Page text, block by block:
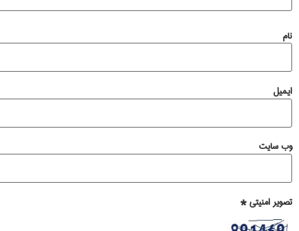
نام
ایمیل
وب‌ سایت
تصویر امنیتی*